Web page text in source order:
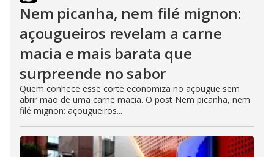
Nem picanha, nem filé mignon:
açougueiros revelam a carne
macia e mais barata que
surpreende no sabor
Quem conhece esse corte economiza no açougue sem
abrir mão de uma carne macia. O post Nem picanha, nem
filé mignon: açougueiros...